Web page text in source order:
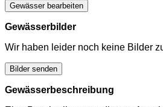
Gewässer bearbeiten
Gewässerbilder
Wir haben leider noch keine Bilder
Bilder senden
Gewässerbeschreibung